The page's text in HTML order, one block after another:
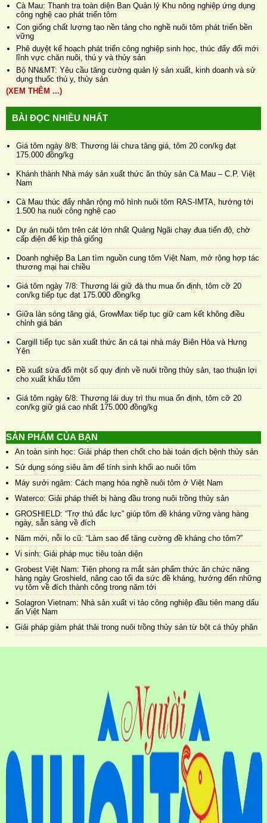
Cà Mau: Thanh tra toàn diện Ban Quản lý Khu nông nghiệp ứng dụng
công nghệ cao phát triển tôm
Con giống chất lượng tạo nền tảng cho nghề nuôi tôm phát triển bền
vững
Phê duyệt kế hoạch phát triển công nghiệp sinh học, thúc đẩy đổi mới
lĩnh vực chăn nuôi, thú y và thủy sản
Bộ NN&MT: Yêu cầu tăng cường quản lý sản xuất, kinh doanh và sử
dụng thuốc thú y, thủy sản
(XEM THÊM ...)
BÀI ĐỌC NHIỀU NHẤT
Giá tôm ngày 8/8: Thương lái chưa tăng giá, tôm 20 con/kg đạt
175.000 đồng/kg
Khánh thành Nhà máy sản xuất thức ăn thủy sản Cà Mau – C.P. Việt
Nam
Cà Mau thúc đẩy nhân rộng mô hình nuôi tôm RAS-IMTA, hướng tới
1.500 ha nuôi công nghệ cao
Dự án nuôi tôm trên cát lớn nhất Quảng Ngãi chạy đua tiến độ, chờ
cấp điện để kịp thả giống
Doanh nghiệp Ba Lan tìm nguồn cung tôm Việt Nam, mở rộng hợp tác
thương mại hai chiều
Giá tôm ngày 7/8: Thương lái giữ đà thu mua ổn định, tôm cỡ 20
con/kg tiếp tục đạt 175.000 đồng/kg
Giữa làn sóng tăng giá, GrowMax tiếp tục giữ cam kết không điều
chỉnh giá bán
Cargill tiếp tục sản xuất thức ăn cá tại nhà máy Biên Hòa và Hưng
Yên
Đề xuất sửa đổi một số quy định về nuôi trồng thủy sản, tạo thuận lợi
cho xuất khẩu tôm
Giá tôm ngày 6/8: Thương lái duy trì thu mua ổn định, tôm cỡ 20
con/kg giữ giá cao nhất 175.000 đồng/kg
SẢN PHẨM CỦA BẠN
An toàn sinh học: Giải pháp then chốt cho bài toán dịch bệnh thủy sản
Sử dụng sóng siêu âm để tính sinh khối ao nuôi tôm
Máy sưởi ngâm: Cách mạng hóa nghề nuôi tôm ở Việt Nam
Waterco: Giải pháp thiết bị hàng đầu trong nuôi trồng thủy sản
GROSHIELD: “Trợ thủ đắc lực” giúp tôm đề kháng vững vàng hàng
ngày, sẵn sàng về đích
Năm mới, nỗi lo cũ: “Làm sao để tăng cường đề kháng cho tôm?”
Vi sinh: Giải pháp mục tiêu toàn diện
Grobest Việt Nam: Tiên phong ra mắt sản phẩm thức ăn chức năng
hàng ngày Groshield, nâng cao tối đa sức đề kháng, hướng đến những
vụ tôm về đích thành công trong năm tới
Solagron Vietnam: Nhà sản xuất vi tảo công nghiệp đầu tiên mang dấu
ấn Việt Nam
Giải pháp giảm phát thải trong nuôi trồng thủy sản từ bột cá thủy phân